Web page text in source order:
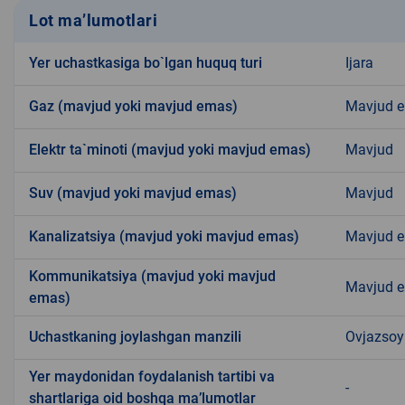
Lot ma’lumotlari
Yer uchastkasiga bo`lgan huquq turi Ijara
Gaz (mavjud yoki mavjud emas) Mavjud
Elektr ta`minoti (mavjud yoki mavjud emas) Mavjud
Suv (mavjud yoki mavjud emas) Mavjud
Kanalizatsiya (mavjud yoki mavjud emas) Mavjud
Kommunikatsiya (mavjud yoki mavjud
emas)
Mavjud
Uchastkaning joylashgan manzili
Yer maydonidan foydalanish tartibi va
shartlariga oid boshqa ma’lumotlar
-